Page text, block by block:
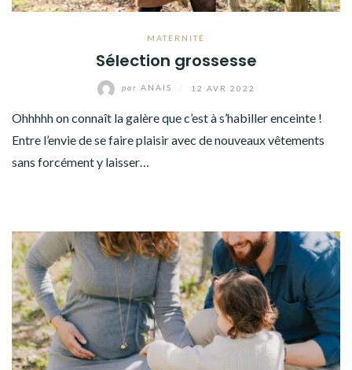
MATERNITÉ
Sélection grossesse
par ANAIS 12 AVR 2022
Ohhhhh on connaît la galère que c’est à s’habiller enceinte !
Entre l’envie de se faire plaisir avec de nouveaux vêtements
sans forcément y laisser…